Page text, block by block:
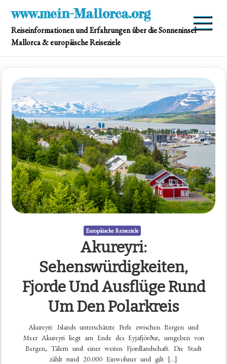
content
www.mein-Mallorca.org
Reiseinformationen und Erfahrungen über die Sonneninsel
Mallorca & europäische Reiseziele
Europäische Reiseziele
Akureyri:
Sehenswürdigkeiten,
Fjorde Und Ausflüge Rund
Um Den Polarkreis
Akureyri: Islands unterschätzte Perle zwischen Bergen und
Meer Akureyri liegt am Ende des Eyjafjörður, umgeben von
Bergen, Tälern und einer weiten Fjordlandschaft. Die Stadt
zählt rund 20.000 Einwohner und gilt […]